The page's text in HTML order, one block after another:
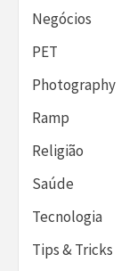
Negócios
PET
Photography
Ramp
Religião
Saúde
Tecnologia
Tips & Tricks